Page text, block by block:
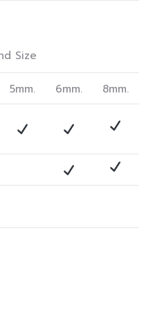
Size
5mm. 6mm.
8mm.